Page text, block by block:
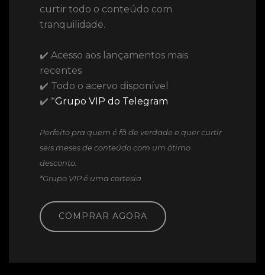
curtir todo o conteúdo com
tranquilidade.
✔️ Acesso aos lançamentos mais
recentes
✔️ Todo o acervo disponível
✔️ *Grupo VIP do Telegram
Perfeito pra quem é fã de verdade e quer curtir
seis meses de conteúdo com um ótimo
desconto.
*Grupo VIP é uma cortesia
COMPRAR AGORA